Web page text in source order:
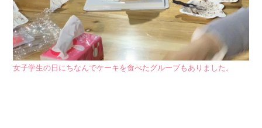
女子学生の日にちなんでケーキを食べたグループもありました。